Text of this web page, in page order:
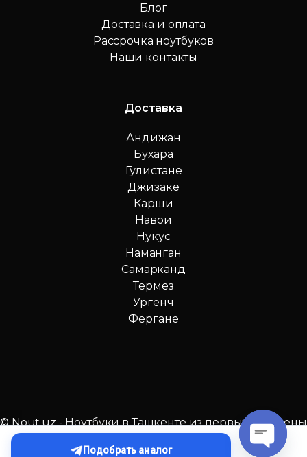
Подобрать аналог
Блог
Доставка и оплата
Рассрочка ноутбуков
Наши контакты
Доставка
Андижан
Бухара
Гулистане
Джизаке
Карши
Навои
Нукус
Наманган
Самарканд
Термез
Ургенч
Фергане
© Nout.uz - Ноутбуки в Ташкенте из первых рук. Цены